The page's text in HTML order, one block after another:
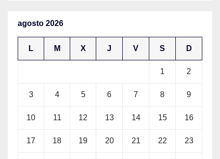
agosto 2026
L M X J V S D
1 2
3 4 5 6 7 8 9
10 11 12 13 14 15 16
17 18 19 20 21 22 23